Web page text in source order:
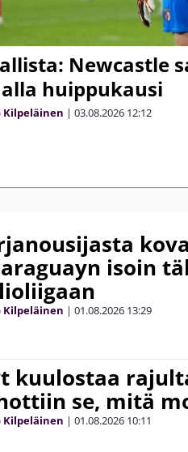
Newcastle
huippukausi
Kilpeläinen | 03.08.2026 12:12
isoin
Kilpeläinen | 01.08.2026 13:29
kuulostaa
se, mitä
Kilpeläinen | 01.08.2026 10:11